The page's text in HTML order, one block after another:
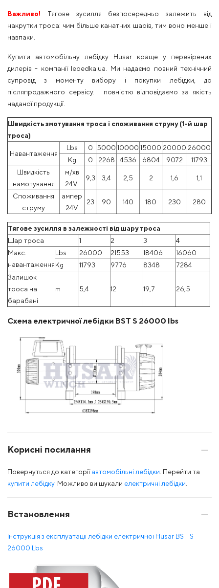
Важливо! Тягове зусилля безпосередньо залежить від
накрутки троса: чим більше канатних шарів, тим воно менше і
навпаки.
Купити автомобільну лебідку Husar краще у перевірених
дилерів - компанії lebedka.ua. Ми надаємо повний технічний
супровід з моменту вибору і покупки лебідки, до
післяпродажного сервісу. І повністю відповідаємо за якість
наданої продукції.
Швидкість змотування троса і споживання струму (1-й шар
троса)
Навантаження
Lbs 0 5000 10000 15000 20000 26000
Kg
0 2268 4536 6804 9072
11793
Швидкість
намотування
м/хв
24V
9,3 3,4 2,5 2 1,6 1,1
Споживання
струму
ампер
24V
23 90 140 180 230 280
Тягове зусилля в залежності від шару тросa
Шар троса
1 2 3
4
Mакс.
навантаження
Lbs 26000 21553 18406
16060
Kg
11793 9776 8348
7284
Залишок
троса на
барабані
m 5,4 12 19,7 26,5
Схема електричної лебідки BST S 26000 lbs
Корисні посилання
Повернуться до категоріїавтомобільні лебідки. Перейти та
купити лебідку. Можливо ви шукали електричні лебідки.
Встановлення
Інструкція з експлуатації лебідки електричної Husar BST S
26000 Lbs